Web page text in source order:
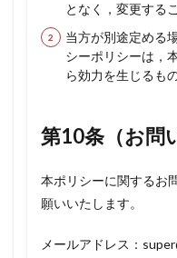
となく，変更する
当方が別途定める
シーポリシーは，
ら効力を生じるも
第10条（お問
本ポリシーに関するお
願いいたします。
メールアドレス：